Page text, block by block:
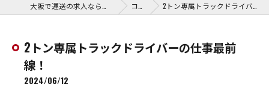
コラム 2トン専属トラックドライバーの仕事最前線！
2トン専属トラックドライバーの仕事最前
線！
2024/06/12